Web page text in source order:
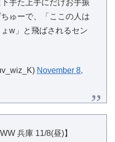
手た上手にだけお手振
ゅーで、「ここの人は
w」と飛ばされるセン
November 8,
兵庫 11/8(昼)】